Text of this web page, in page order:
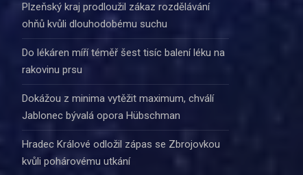
Plzeňský kraj prodloužil zákaz rozdělávání
ohňů kvůli dlouhodobému suchu
Do lékáren míří téměř šest tisíc balení léku na
rakovinu prsu
Dokážou z minima vytěžit maximum, chválí
Jablonec bývalá opora Hübschman
Hradec Králové odložil zápas se Zbrojovkou
kvůli pohárovému utkání